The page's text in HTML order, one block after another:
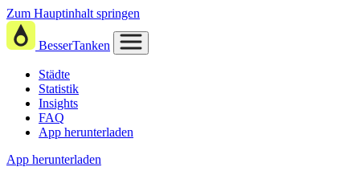
Zum Hauptinhalt springen
BesserTanken
Städte
Statistik
Insights
FAQ
App herunterladen
App herunterladen